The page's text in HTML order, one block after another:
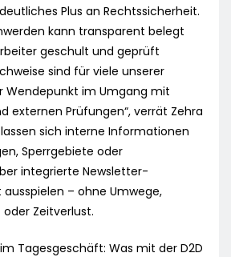
Plus an Rechtssicherheit.
kann transparent belegt
geschult und geprüft
sind für viele unserer
Wendepunkt im Umgang mit
externen Prüfungen“, verrät Zehra
sich interne Informationen
Sperrgebiete oder
integrierte Newsletter-
– ohne Umwege,
Zeitverlust.
Tagesgeschäft: Was mit der D2D